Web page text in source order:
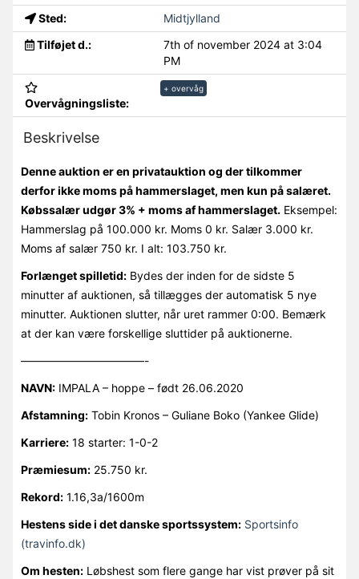
Sted:
Midtjylland
Tilføjet d.:
7th of november 2024 at 3:04
PM
Overvågningsliste:
+ overvåg
Beskrivelse
Denne auktion er en privatauktion og der tilkommer
derfor ikke moms på hammerslaget, men kun på salæret.
Købssalær udgør 3% + moms af hammerslaget.Eksempel:
Hammerslag på 100.000 kr. Moms 0 kr. Salær 3.000 kr.
Moms af salær 750 kr. I alt: 103.750 kr.
Forlænget spilletid:Bydes der inden for de sidste 5
minutter af auktionen, så tillægges der automatisk 5 nye
minutter. Auktionen slutter, når uret rammer 0:00. Bemærk
at der kan være forskellige sluttider på auktionerne.
———————————-
NAVN:IMPALA – hoppe – født 26.06.2020
Afstamning:Tobin Kronos – Guliane Boko (Yankee Glide)
Karriere:18 starter: 1-0-2
Præmiesum:25.750 kr.
Rekord:1.16,3a/1600m
Hestens side i det danske sportssystem: Sportsinfo
(travinfo.dk)
Om hesten:Løbshest som flere gange har vist prøver på sit